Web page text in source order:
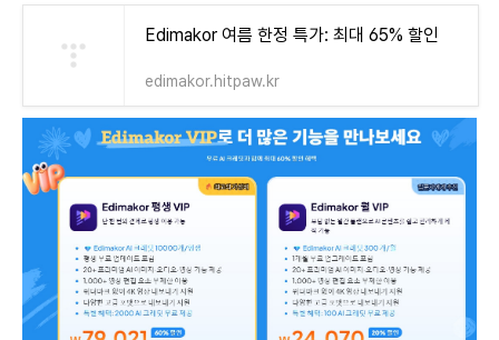
Edimakor 여름 한정 특가: 최대 65% 할인
edimakor.hitpaw.kr